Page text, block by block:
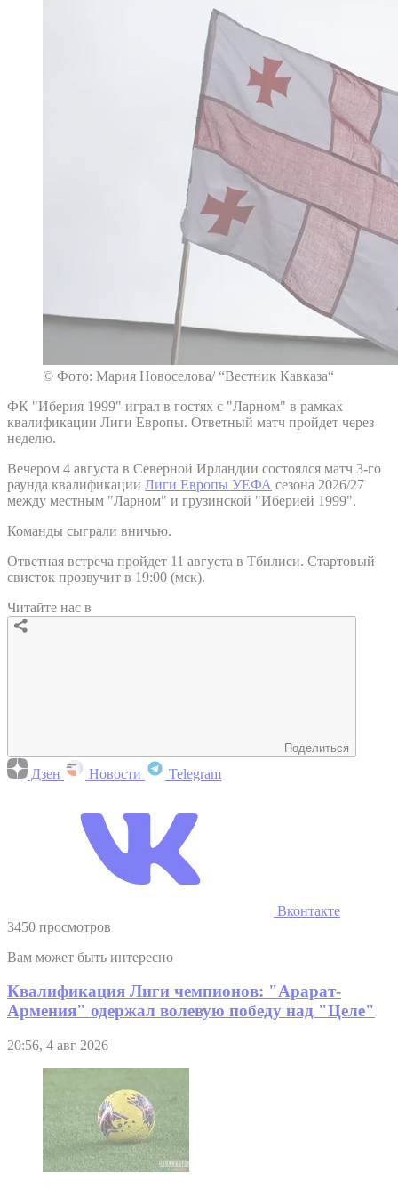
© Фото: Мария Новоселова/ “Вестник Кавказа“
ФК "Иберия 1999" играл в гостях с "Ларном" в рамках
квалификации Лиги Европы. Ответный матч пройдет через
неделю.
Вечером 4 августа в Северной Ирландии состоялся матч 3-го
раунда квалификации Лиги Европы УЕФА сезона 2026/27
между местным "Ларном" и грузинской "Иберией 1999".
Команды сыграли вничью.
Ответная встреча пройдет 11 августа в Тбилиси. Стартовый
свисток прозвучит в 19:00 (мск).
Читайте нас в
Поделиться
Дзен Новости Telegram
Вконтакте
3450 просмотров
Вам может быть интересно
Квалификация Лиги чемпионов: "Арарат-
Армения" одержал волевую победу над "Целе"
20:56, 4 авг 2026